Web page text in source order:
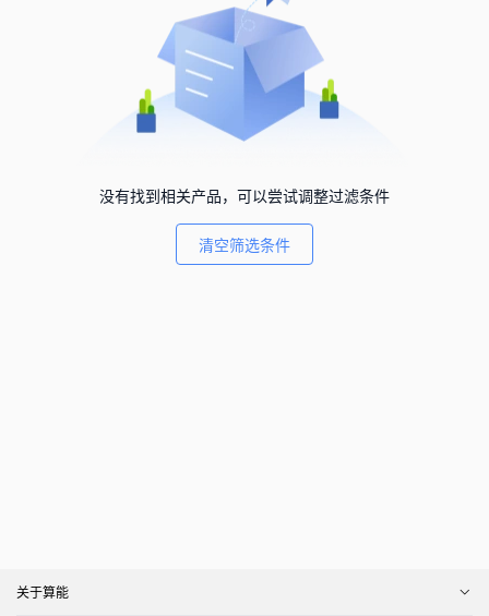
没有找到相关产品，可以尝试调整过滤条件
清空筛选条件
关于算能